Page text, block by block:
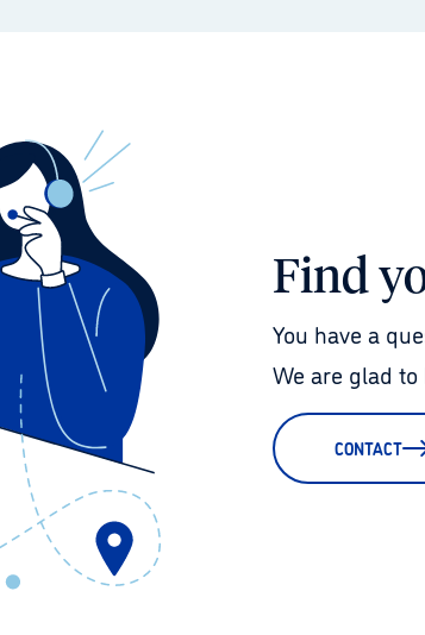
Find
You have a
We are glad to
CONTACT